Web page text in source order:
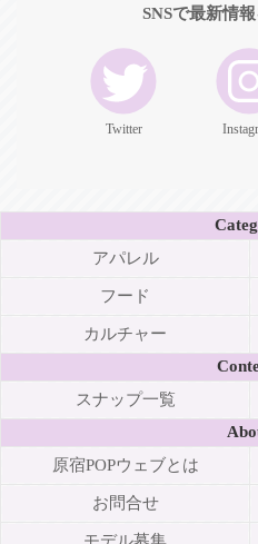
SNSで最新情
Twitter
アパレル
フード
カルチャー
スナップ一覧
原宿POPウェブとは
お問合せ